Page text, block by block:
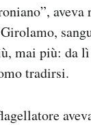
mai più: da
tradirsi.